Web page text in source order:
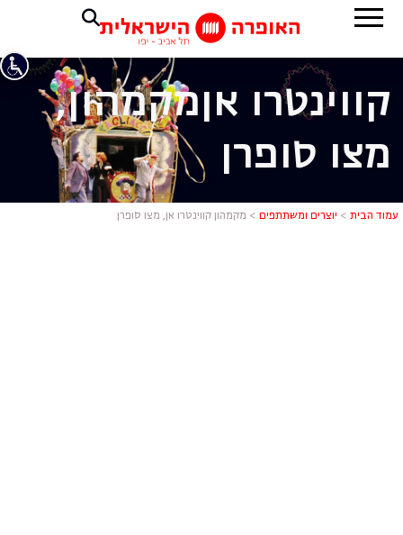
מקמהון
קווינטרו אןמקמהון,
מצו סופרן
עמוד הבית > יוצרים ומשתתפים > מקמהון קווינטרו אן, מצו סופרן